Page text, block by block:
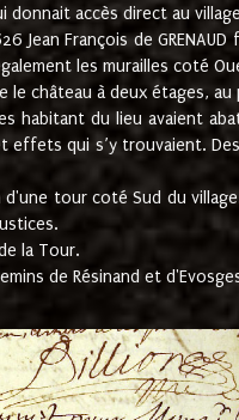
accès direct au
Jean François de
les murailles coté
château à deux étages,
habitant du lieu avaient
qui s’y trouvaient.
tour coté Sud du
la Tour.
de Résinand et